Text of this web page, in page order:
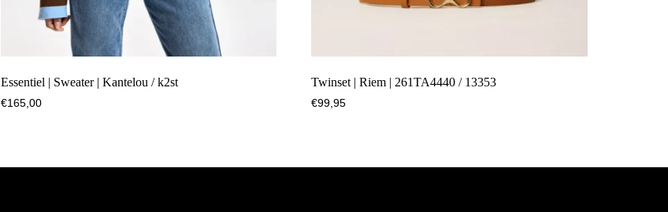
Essentiel | Sweater | Kantelou / k2st
€165,00
Twinset | Riem | 261TA4440 / 13353
€99,95